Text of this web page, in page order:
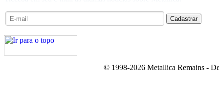
© 1998-2026 Metallica Remains -